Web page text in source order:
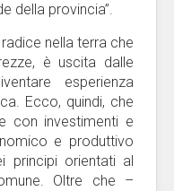
della provincia”.
nella terra che
è uscita dalle
esperienza
Ecco, quindi, che
con investimenti e
e produttivo
principi orientati al
Oltre che –